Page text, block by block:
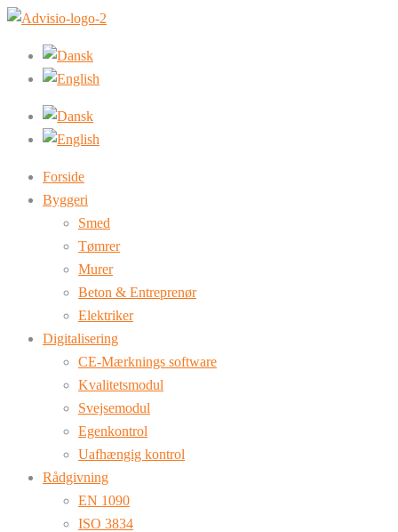
Forside
Byggeri
Smed
Tømrer
Murer
Beton & Entreprenør
Elektriker
Digitalisering
CE-Mærknings software
Kvalitetsmodul
Svejsemodul
Egenkontrol
Uafhængig kontrol
Rådgivning
EN 1090
ISO 3834